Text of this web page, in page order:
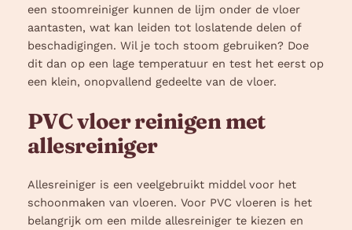
een stoomreiniger kunnen de lijm onder de vloer
aantasten, wat kan leiden tot loslatende delen of
beschadigingen. Wil je toch stoom gebruiken? Doe
dit dan op een lage temperatuur en test het eerst op
een klein, onopvallend gedeelte van de vloer.
PVC vloer reinigen met
allesreiniger
Allesreiniger is een veelgebruikt middel voor het
schoonmaken van vloeren. Voor PVC vloeren is het
belangrijk om een milde allesreiniger te kiezen en